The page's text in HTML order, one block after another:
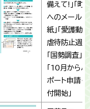
備えて!」「町
へのメール・
紙」「愛護動物
虐待防止週間
「国勢調査」
「10月からパ
ポート申請･
付開始」